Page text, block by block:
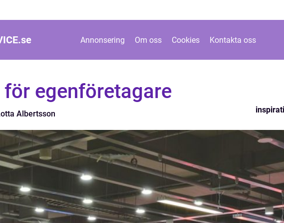
se Annonsering Om oss Cookies Kontakta oss
för egenföretagare
Albertsson